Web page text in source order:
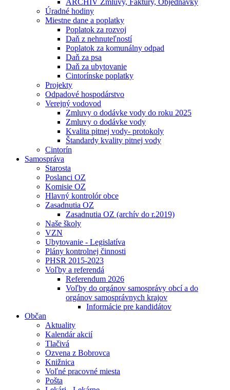
ARCHÍV Zmluvy, Faktúry, Objednávky
Úradné hodiny
Miestne dane a poplatky
Poplatok za rozvoj
Daň z nehnuteľností
Poplatok za komunálny odpad
Daň za psa
Daň za ubytovanie
Cintorínske poplatky
Projekty
Odpadové hospodárstvo
Verejný vodovod
Zmluvy o dodávke vody do roku 2025
Zmluvy o dodávke vody
Kvalita pitnej vody- protokoly
Štandardy kvality pitnej vody
Cintorín
Samospráva
Starosta
Poslanci OZ
Komisie OZ
Hlavný kontrolór obce
Zasadnutia OZ
Zasadnutia OZ (archív do r.2019)
Naše školy
VZN
Ubytovanie - Legislatíva
Plány kontrolnej činnosti
PHSR 2015-2023
Voľby a referendá
Referendum 2026
Voľby do orgánov samosprávy obcí a do
orgánov samosprávnych krajov
Informácie pre kandidátov
Občan
Aktuality
Kalendár akcií
Tlačivá
Ozvena z Bobrovca
Knižnica
Voľné pracovné miesta
Pošta